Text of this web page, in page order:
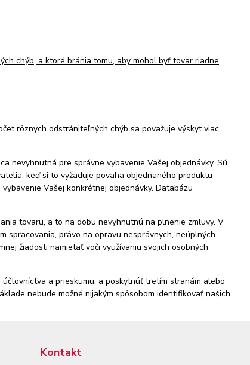
chýb, a ktoré bránia tomu, aby mohol byť tovar riadne
rôznych odstrániteľných chýb sa považuje výskyt viac
nevyhnutná pre správne vybavenie Vašej objednávky. Sú
keď si to vyžaduje povaha objednaného produktu
Vašej konkrétnej objednávky. Databázu
tovaru, a to na dobu nevyhnutnú na plnenie zmluvy. V
spracovania, právo na opravu nesprávnych, neúplných
žiadosti namietať voči využívaniu svojich osobných
a prieskumu, a poskytnúť tretím stranám alebo
nebude možné nijakým spôsobom identifikovať našich
Kontakt